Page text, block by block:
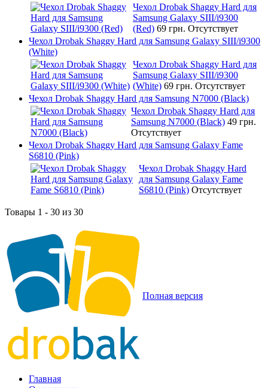
Чехол Drobak Shaggy Hard для
Samsung Galaxy SIII/i9300
(Red) 69 грн. Отсутствует
Чехол Drobak Shaggy Hard для Samsung Galaxy SIII/i9300
(White)
Чехол Drobak Shaggy Hard для
Samsung Galaxy SIII/i9300
(White) 69 грн. Отсутствует
Чехол Drobak Shaggy Hard для Samsung N7000 (Black)
Чехол Drobak Shaggy Hard для
Samsung N7000 (Black) 49 грн.
Отсутствует
Чехол Drobak Shaggy Hard для Samsung Galaxy Fame
S6810 (Pink)
Чехол Drobak Shaggy Hard
для Samsung Galaxy Fame
S6810 (Pink) Отсутствует
Товары 1 - 30 из 30
Полная версия
Главная